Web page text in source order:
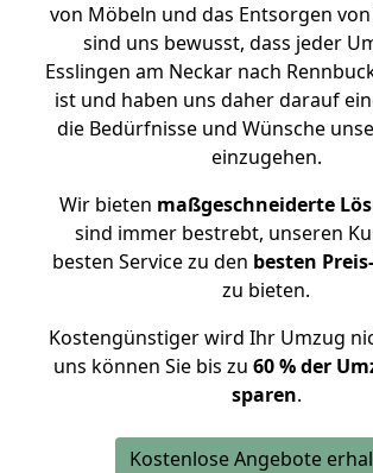
von Möbeln und das Entsorgen
sind uns bewusst, dass jeder
Esslingen am Neckar nach
ist und haben uns daher darauf
die Bedürfnisse und Wünsche
einzugehen.
Wir bieten maßgeschneiderte
sind immer bestrebt, unseren
besten Service zu den besten
zu bieten.
Kostengünstiger wird Ihr Umzug
uns können Sie bis zu 60 % der
sparen.
Kostenlose Angebote